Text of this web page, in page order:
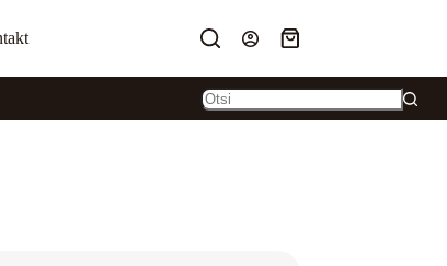
Ostukorv
No